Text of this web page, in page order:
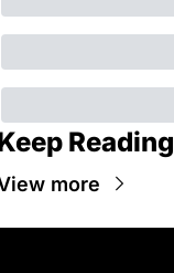
Reading
more